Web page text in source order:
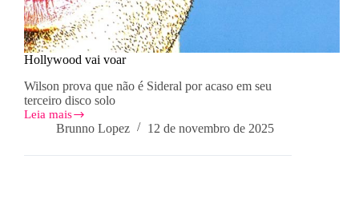
Hollywood vai voar
Wilson prova que não é Sideral por acaso em seu
terceiro disco solo
Leia mais
Hollywood
Brunno Lopez 12 de novembro de 2025